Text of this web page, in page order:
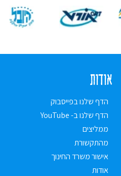
אודות
הדף שלנו בפייסבוק
הדף שלנו ב- YouTube
ממליצים
מהתקשורת
אישור משרד החינוך
אודות